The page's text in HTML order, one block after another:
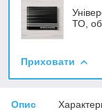
ТО,
Приховати
Опис